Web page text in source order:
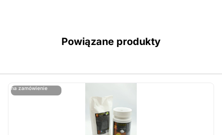
Powiązane produkty
na zamówienie
ostatnie sztuki